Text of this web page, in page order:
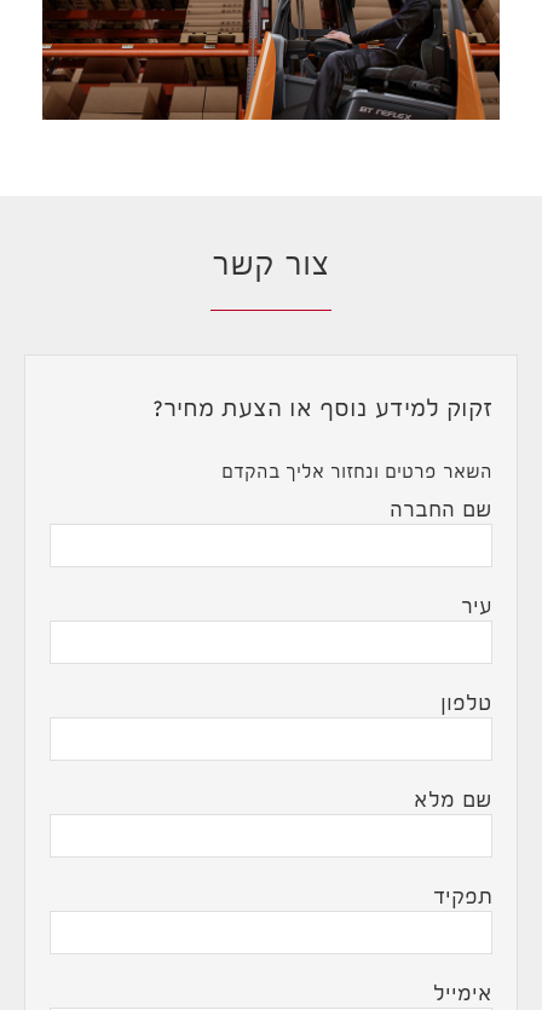
צור קשר
זקוק למידע נוסף או הצעת מחיר?
השאר פרטים ונחזור אליך בהקדם
שם החברה
עיר
טלפון
שם מלא
תפקיד
אימייל